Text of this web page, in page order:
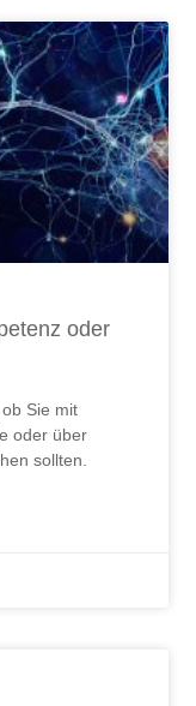
oder
Sie mit
oder über
sollten.